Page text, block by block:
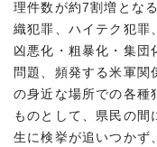
理件数が約7割増とな
織犯罪、ハイテク犯罪
凶悪化・粗暴化・集団
問題、頻発する米軍関
の身近な場所での各種
ものとして、県民の間
生に検挙が追いつかず